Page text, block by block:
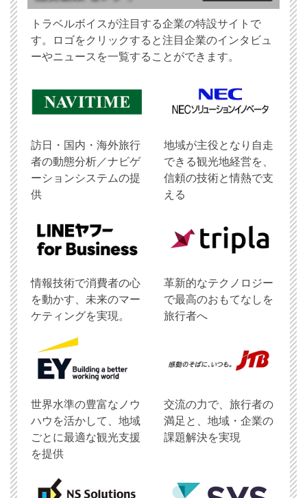
トラベルボイスが注目する企業の特設サイトで
す。ロゴをクリックすると注目企業のインタビュ
ーやニュースを一覧することができます。
訪日・国内・海外旅行
者の動態分析／ナビゲ
ーションシステムの提
供
地域が主役となり自走
できる観光地経営を、
信頼の技術と情熱で支
える
情報技術で消費者の心
を動かす、未来のマー
ケティングを実現。
革新的なテクノロジー
で最高のおもてなしを
旅行者へ
世界水準の豊富なノウ
ハウを活かして、地域
ごとに最適な観光支援
を提供
交流の力で、旅行者の
満足と、地域・企業の
課題解決を実現